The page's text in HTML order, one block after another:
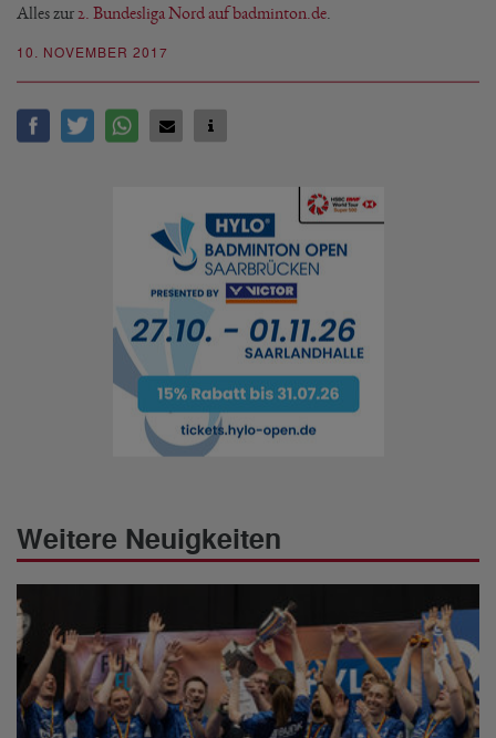
10. NOVEMBER 2017
Alles zur 2. Bundesliga Nord auf badminton.de
Weitere Neuigkeiten